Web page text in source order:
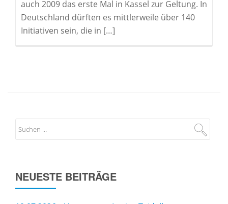
auch 2009 das erste Mal in Kassel zur Geltung. In
Deutschland dürften es mittlerweile über 140
Initiativen sein, die in […]
NEUESTE BEITRÄGE